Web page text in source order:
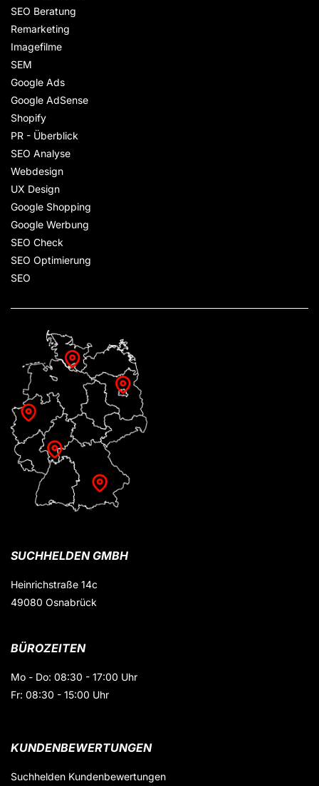
SEO Beratung
Remarketing
Imagefilme
SEM
Google Ads
Google AdSense
Shopify
PR - Überblick
SEO Analyse
Webdesign
UX Design
Google Shopping
Google Werbung
SEO Check
SEO Optimierung
SEO
SUCHHELDEN GMBH
Heinrichstraße 14c
49080 Osnabrück
BÜROZEITEN
Mo - Do: 08:30 - 17:00 Uhr
Fr: 08:30 - 15:00 Uhr
KUNDENBEWERTUNGEN
Suchhelden Kundenbewertungen